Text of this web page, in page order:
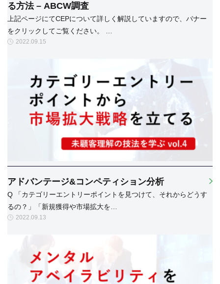
る方法 – ABCW調査
上記ページにてCEPについて詳しく解説していますので、バナー
をクリックしてご覧ください。 …
2022.09.15
アドバンテージ&コンペティション分析
Q 「カテゴリーエントリーポイントを見つけて、それからどうす
るの？」「新規獲得や市場拡大を…
2022.09.13